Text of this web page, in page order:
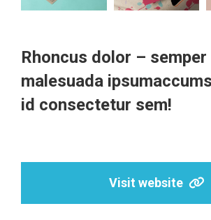
Rhoncus dolor – semper
malesuada
id consectetur sem!
Visit website